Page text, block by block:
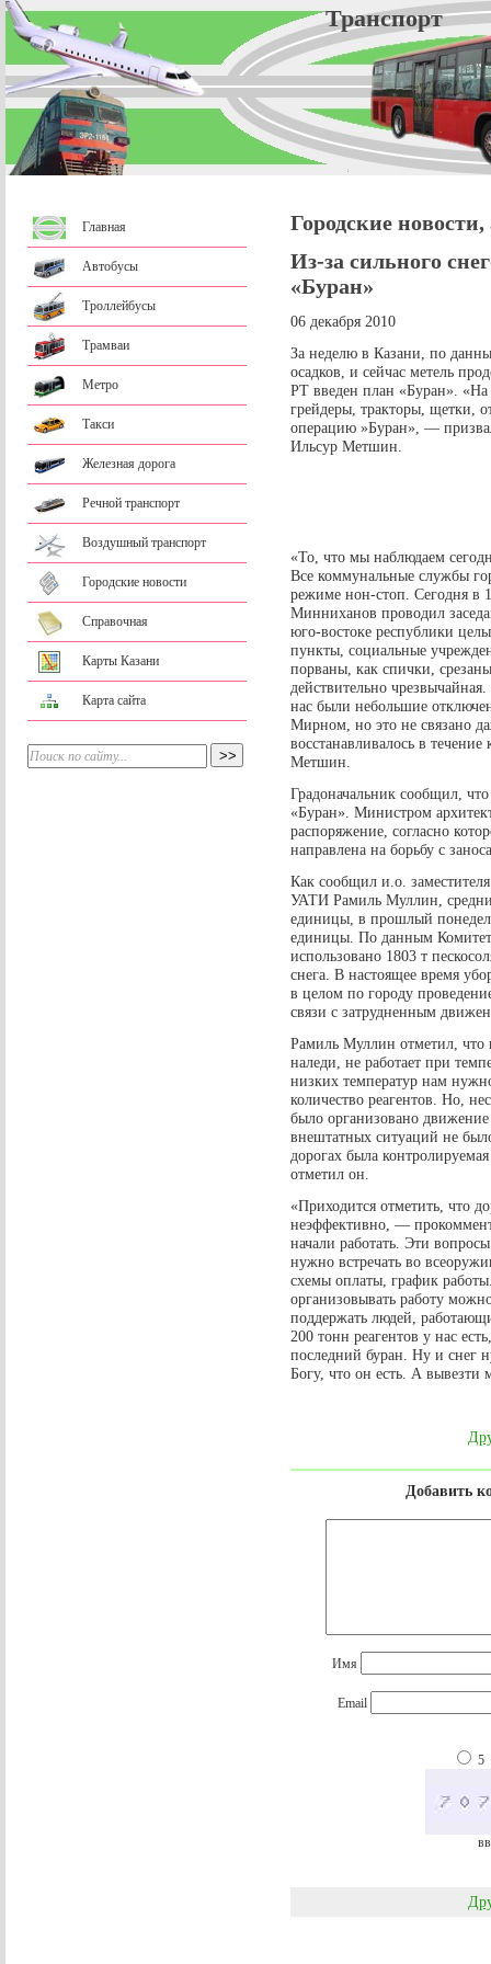
Главная
Автобусы
Троллейбусы
Трамваи
Метро
Такси
Железная дорога
Речной транспорт
Воздушный транспорт
Городские новости
Справочная
Карты Казани
Карта сайта
Городские
Из-за сильного
«Буран»
06 декабря 2010
За неделю в Казани, по
осадков, и сейчас метель
РТ введен план «Буран». «На
грейдеры, тракторы, щетки,
операцию »Буран», —
Ильсур Метшин.
«То, что мы наблюдаем
Все коммунальные службы
режиме нон-стоп. Сегодня в
Минниханов проводил
юго-востоке республики
пункты, социальные
порваны, как спички,
действительно
нас были небольшие
Мирном, но это не связано
восстанавливалось в
Метшин.
Градоначальник сообщил,
«Буран». Министром
распоряжение, согласно
направлена на борьбу с
Как сообщил и.о.
УАТИ Рамиль Муллин,
единицы, в прошлый
единицы. По данным
использовано 1803 т
снега. В настоящее время
в целом по городу
связи с затрудненным
Рамиль Муллин отметил, что
наледи, не работает при
низких температур нам
количество реагентов. Но,
было организовано
внештатных ситуаций не
дорогах была
отметил он.
«Приходится отметить, что
неэффективно, —
начали работать. Эти
нужно встречать во
схемы оплаты, график
организовывать работу
поддержать людей,
200 тонн реагентов у нас
последний буран. Ну и снег
Богу, что он есть. А вывезти
Добавить
Имя
Email
5